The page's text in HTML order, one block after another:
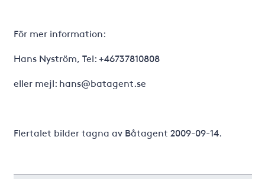
För mer information:
Hans Nyström, Tel: +46737810808
eller mejl: hans@batagent.se
Flertalet bilder tagna av Båtagent 2009-09-14.